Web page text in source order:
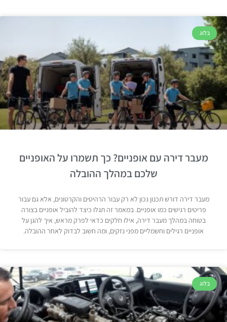
בלוג
מעבר דירה עם אופניים? כך תשמרו על האופניים
שלכם במהלך ההובלה
מעבר דירה דורש תכנון נכון לא רק עבור הרהיטים והקרטונים, אלא גם עבור
פריטים רגישים כמו אופניים. במאמר זה תגלו כיצד להוביל אופניים בצורה
בטוחה במהלך מעבר דירה, אילו חלקים כדאי לפרק מראש, איך להגן על
אופניים רגילים וחשמליים מפני נזקים, ומה חשוב לבדוק לאחר ההובלה.
בלוג